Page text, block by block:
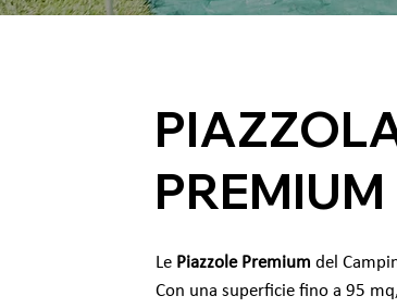
PREMIUM
Le Piazzole Premium del
Con una superficie fino a 95